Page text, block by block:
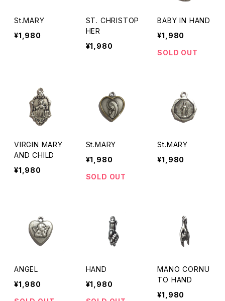
St.MARY
¥1,980
ST. CHRISTOP
HER
¥1,980
BABY IN HAND
¥1,980
SOLD OUT
VIRGIN MARY
AND CHILD
¥1,980
St.MARY
¥1,980
SOLD OUT
St.MARY
¥1,980
ANGEL
¥1,980
HAND
¥1,980
MANO CORNU
TO HAND
¥1,980